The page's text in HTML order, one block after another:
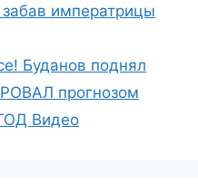
императрицы
Буданов поднял
прогнозом
Видео